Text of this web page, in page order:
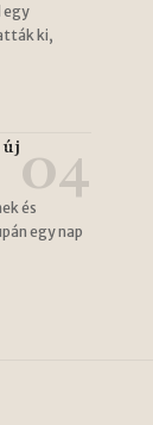
egy
ki,
új
és
egy nap